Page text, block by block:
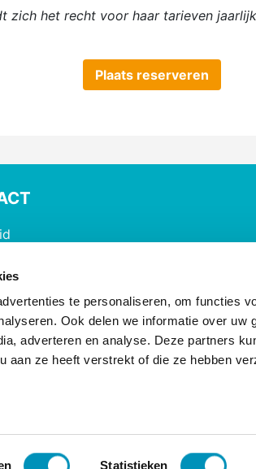
te personaliseren, om functies
Ook delen we informatie over uw
adverteren en analyse. Deze partners
aan ze heeft verstrekt of die ze hebben
Statistieken
zich het recht voor haar tarieven
Plaats reserveren
2200